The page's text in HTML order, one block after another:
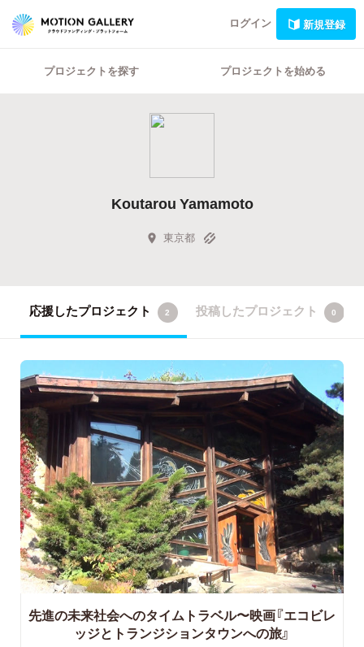
ログイン 新規登録
プロジェクトを探す プロジェクトを始める
Koutarou Yamamoto
東京都
応援したプロジェクト 2 投稿したプロジェクト 0
先進の未来社会へのタイムトラベル〜映画『エコビレ
ッジとトランジションタウンへの旅』